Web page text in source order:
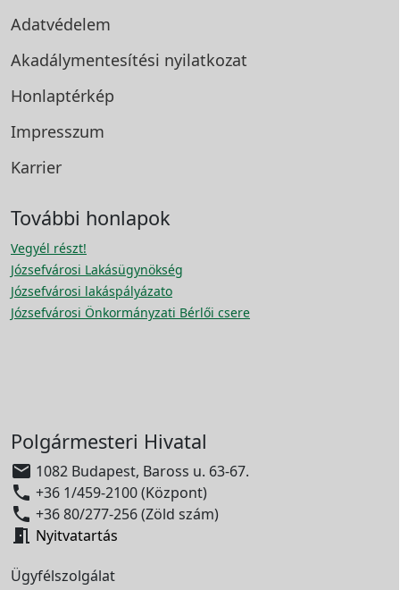
Adatvédelem
Akadálymentesítési nyilatkozat
Honlaptérkép
Impresszum
Karrier
További honlapok
Vegyél részt!
Józsefvárosi Lakásügynökség
Józsefvárosi lakáspályázato
Józsefvárosi Önkormányzati Bérlői csere
Polgármesteri Hivatal
 1082 Budapest, Baross u. 63-67.
 +36 1/459-2100 (Központ)
 +36 80/277-256 (Zöld szám)
 Nyitvatartás
Ügyfélszolgálat